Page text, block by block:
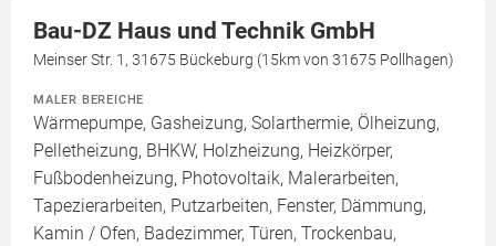
Bau-DZ Haus und Technik GmbH
Meinser Str. 1, 31675 Bückeburg (15km von 31675 Pollhagen)
MALER BEREICHE
Wärmepumpe, Gasheizung, Solarthermie, Ölheizung,
Pelletheizung, BHKW, Holzheizung, Heizkörper,
Fußbodenheizung, Photovoltaik, Malerarbeiten,
Tapezierarbeiten, Putzarbeiten, Fenster, Dämmung,
Kamin / Ofen, Badezimmer, Türen, Trockenbau,